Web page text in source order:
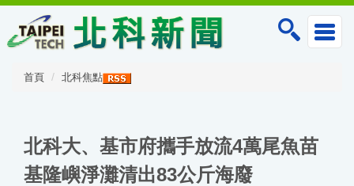
主
首頁 北科焦點
北科大、基市府攜手放流4萬尾魚苗
基隆嶼淨灘清出83公斤海廢